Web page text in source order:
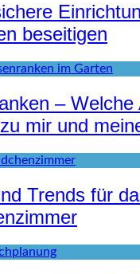
beseitigen
–
mir und
Trends für